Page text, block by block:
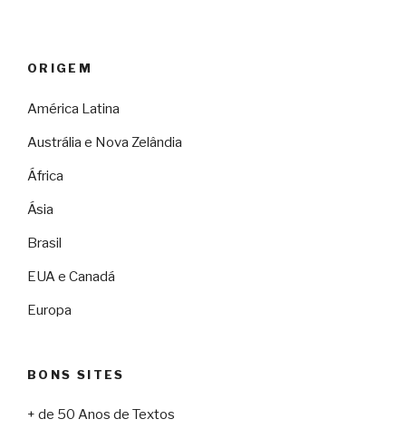
ORIGEM
América Latina
Austrália e Nova Zelândia
África
Ásia
Brasil
EUA e Canadá
Europa
BONS SITES
+ de 50 Anos de Textos